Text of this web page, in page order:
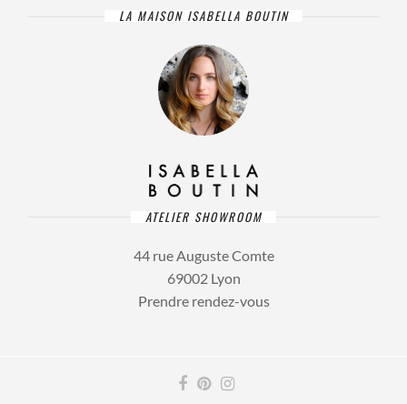
LA MAISON ISABELLA BOUTIN
ATELIER SHOWROOM
44 rue Auguste Comte
69002 Lyon
Prendre rendez-vous